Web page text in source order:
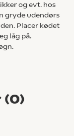
og evt. hos
gryde udendørs
Placer kødet
låg på.
(0)